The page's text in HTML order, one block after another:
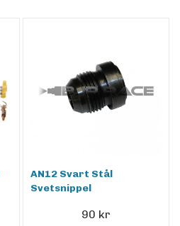
AN12 Svart Stål
Svetsnippel
90 kr